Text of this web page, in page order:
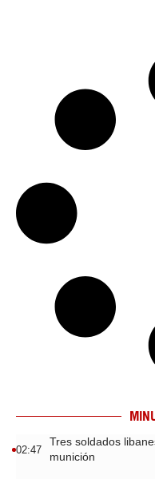
02:47
Tres soldados
munición